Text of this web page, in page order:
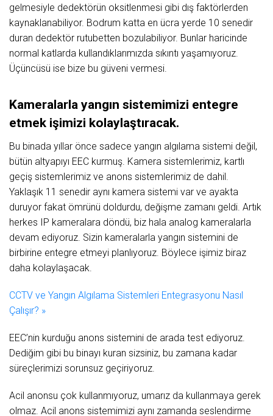
gelmesiyle dedektörün oksitlenmesi gibi dış faktörlerden
kaynaklanabiliyor. Bodrum katta en ücra yerde 10 senedir
duran dedektör rutubetten bozulabiliyor. Bunlar haricinde
normal katlarda kullandıklarımızda sıkıntı yaşamıyoruz.
Üçüncüsü ise bize bu güveni vermesi.
Kameralarla yangın sistemimizi entegre
etmek işimizi kolaylaştıracak.
Bu binada yıllar önce sadece yangın algılama sistemi değil,
bütün altyapıyı EEC kurmuş. Kamera sistemlerimiz, kartlı
geçiş sistemlerimiz ve anons sistemlerimiz de dahil.
Yaklaşık 11 senedir aynı kamera sistemi var ve ayakta
duruyor fakat ömrünü doldurdu, değişme zamanı geldi. Artık
herkes IP kameralara döndü, biz hala analog kameralarla
devam ediyoruz. Sizin kameralarla yangın sistemini de
birbirine entegre etmeyi planlıyoruz. Böylece işimiz biraz
daha kolaylaşacak.
CCTV ve Yangın Algılama Sistemleri Entegrasyonu Nasıl
Çalışır? »
EEC’nin kurduğu anons sistemini de arada test ediyoruz.
Dediğim gibi bu binayı kuran sizsiniz, bu zamana kadar
süreçlerimizi sorunsuz geçiriyoruz.
Acil anonsu çok kullanmıyoruz, umarız da kullanmaya gerek
olmaz. Acil anons sistemimizi aynı zamanda seslendirme